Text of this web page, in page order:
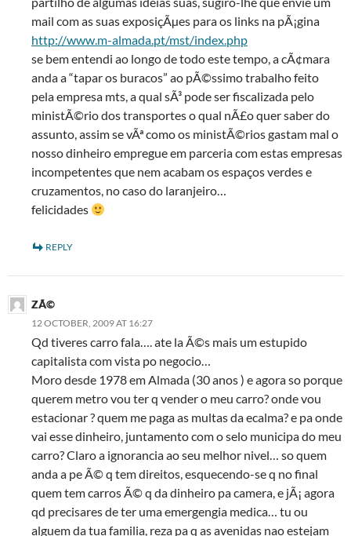
mail com as suas exposiçÃµes para os links na pÃ¡gina
http://www.m-almada.pt/mst/index.php
se bem entendi ao longo de todo este tempo, a cÃ¢mara
anda a “tapar os buracos” ao pÃ©ssimo trabalho feito
pela empresa mts, a qual sÃ³ pode ser fiscalizada pelo
ministÃ©rio dos transportes o qual nÃ£o quer saber do
assunto, assim se vÃª como os ministÃ©rios gastam mal o
nosso dinheiro empregue em parceria com estas empresas
incompetentes que nem acabam os espaços verdes e
cruzamentos, no caso do laranjeiro…
felicidades
REPLY
ZÃ©
12 OCTOBER, 2009 AT 16:27
Qd tiveres carro fala…. ate la Ã©s mais um estupido
capitalista com vista po negocio…
Moro desde 1978 em Almada (30 anos ) e agora so porque
querem metro vou ter q vender o meu carro? onde vou
estacionar ? quem me paga as multas da ecalma? e pa onde
vai esse dinheiro, juntamento com o selo municipa do meu
carro? Claro a ignorancia ao seu melhor nivel… so quem
anda a pe Ã© q tem direitos, esquecendo-se q no final
quem tem carros Ã© q da dinheiro pa camera, e jÃ¡ agora
qd precisares de ter uma emergengia medica… tu ou
alguem da tua familia, reza pa q as avenidas nao estejam